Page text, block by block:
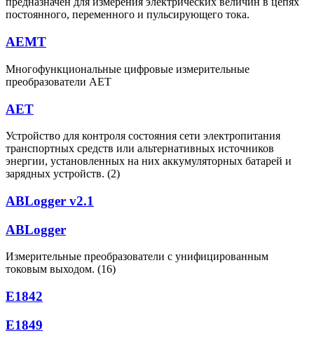
постоянного, переменного и пульсирующего тока.
АЕМТ
Многофункциональные цифровые измерительные
преобразователи АЕТ
АЕТ
Устройство для контроля состояния сети электропитания
транспортных средств или альтернативных источников
энергии, установленных на них аккумуляторных батарей и
зарядных устройств. (2)
ABLogger v2.1
ABLogger
Измерительные преобразователи с унифицированным
токовым выходом. (16)
Е1842
Е1849